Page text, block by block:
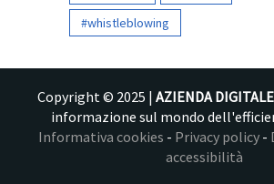
whistleblowing
Copyright © 2025 | AZIENDA DIGITALE
informazione sul mondo
Informativa cookies - Privacy policy -
accessibilità